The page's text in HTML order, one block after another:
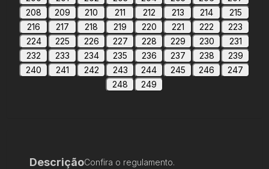
208
209 210 211 212 213 214
215
216
217 218 219 220 221 222
223
224
225 226 227 228 229 230
231
232
233 234 235 236 237 238
239
240
241 242 243 244 245 246
247
248
249
DescriçãoConfira o regulamento.